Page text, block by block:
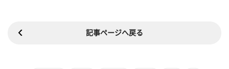
記事ページへ戻る